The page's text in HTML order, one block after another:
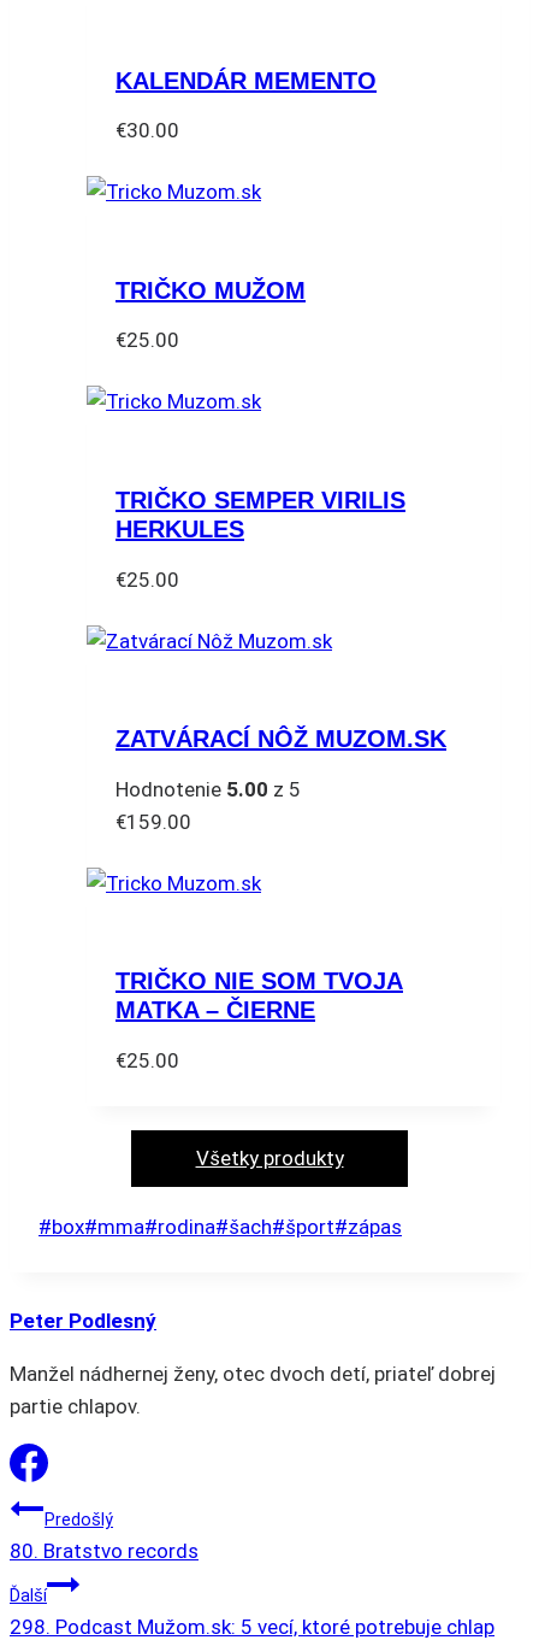
KALENDÁR MEMENTO
€30.00
TRIČKO MUŽOM
€25.00
produkt
variantov.
Možnosti
si
vybrať
produktu.
TRIČKO SEMPER VIRILIS
HERKULES
€25.00
produkt
variantov.
vybrať
produktu.
ZATVÁRACÍ NÔŽ MUZOM.SK
Hodnotenie 5.00 z 5
€159.00
TRIČKO NIE SOM TVOJA
MATKA – ČIERNE
€25.00
produkt
viacero
variantov.
môžete
na
stránke
Všetky produkty
Post
#box#mma#rodina#šach#šport#zápas
Peter Podlesný
Manžel nádhernej ženy, otec dvoch detí, priateľ dobrej
partie chlapov.
NAVIGÁCIA
V
Predošlý
80. Bratstvo records
Ďalší
298. Podcast Mužom.sk: 5 vecí, ktoré potrebuje chlap